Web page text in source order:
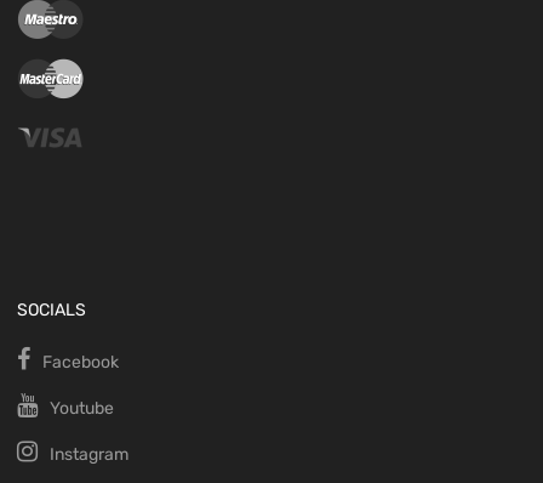
SOCIALS
Facebook
Youtube
Instagram